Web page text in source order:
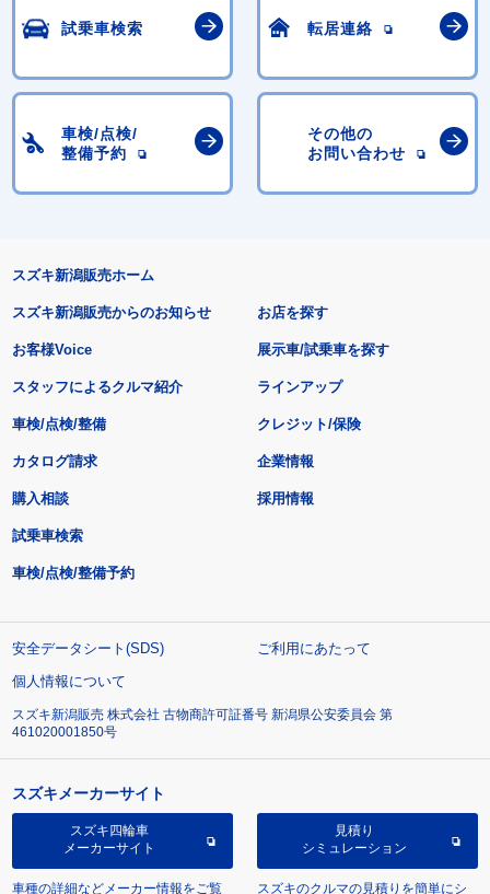
試乗車検索 転居連絡
車検/点検/
整備予約
その他の
お問い合わせ
スズキ新潟販売ホーム
スズキ新潟販売からのお知らせ
お客様Voice
スタッフによるクルマ紹介
お店を探す
展示車/試乗車を探す
ラインアップ
車検/点検/整備 クレジット/保険
カタログ請求
購入相談
試乗車検索
車検/点検/整備予約
企業情報
採用情報
安全データシート(SDS)
ご利用にあたって
個人情報について
スズキ新潟販売 株式会社 古物商許可証番号 新潟県公安委員会 第
461020001850号
スズキメーカーサイト
スズキ四輪車
メーカーサイト
車種の詳細などメーカー情報をご覧
見積り
シミュレーション
スズキのクルマの見積りを簡単にシ